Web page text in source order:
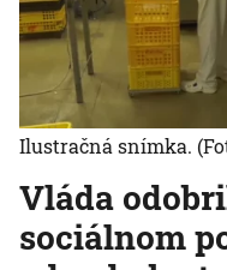
Vláda
sociálnom
Ilustračná snímka.